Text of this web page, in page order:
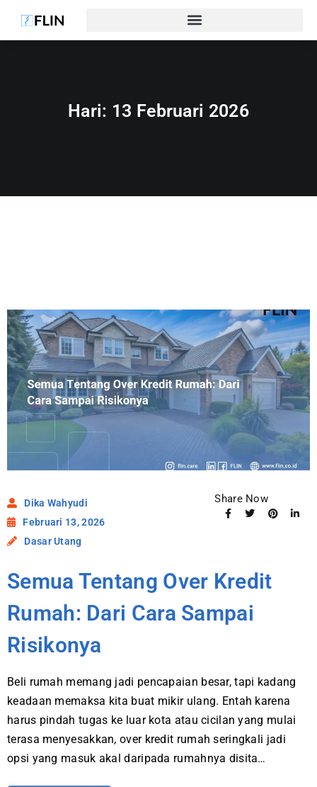
Hari: 13 Februari 2026
Dika Wahyudi
Februari 13, 2026
Dasar Utang
Share Now
Semua Tentang Over Kredit
Rumah: Dari Cara Sampai
Risikonya
Beli rumah memang jadi pencapaian besar, tapi kadang
keadaan memaksa kita buat mikir ulang. Entah karena
harus pindah tugas ke luar kota atau cicilan yang mulai
terasa menyesakkan, over kredit rumah seringkali jadi
opsi yang masuk akal daripada rumahnya disita…